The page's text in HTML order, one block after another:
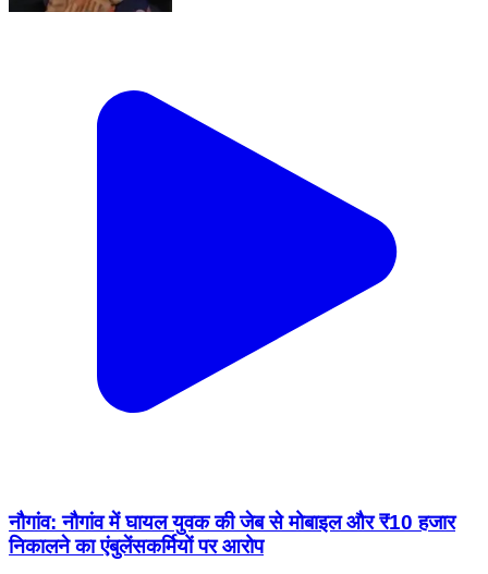
नौगांव: नौगांव में घायल युवक की जेब से मोबाइल और ₹10 हजार
निकालने का एंबुलेंसकर्मियों पर आरोप